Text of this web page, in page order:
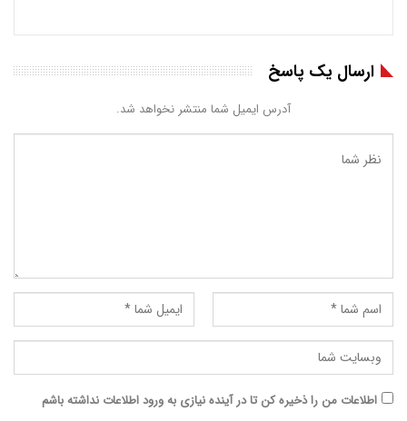
ارسال یک پاسخ
آدرس ایمیل شما منتشر نخواهد شد.
اطلاعات من را ذخیره کن تا در آینده نیازی به ورود اطلاعات نداشته باشم